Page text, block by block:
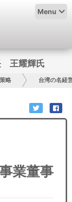
Menu
王耀輝氏
略 台湾の名経
業董事